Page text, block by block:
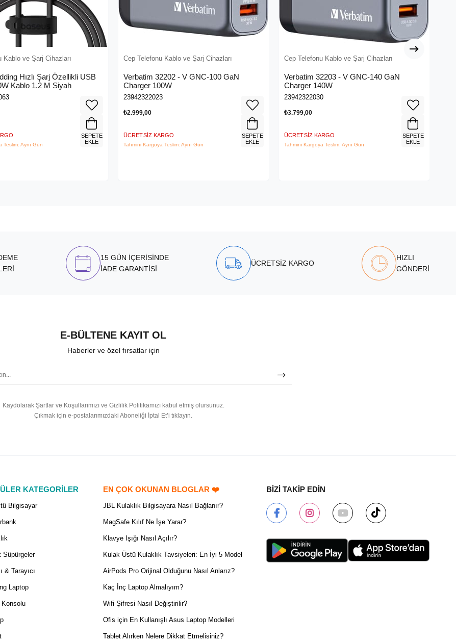
Kablo ve Şarj Cihazları
Hızlı Şarj Özellikli USB
Kablo 1.2 M Siyah
Teslim: Aynı Gün
SEPETE
EKLE
Cep Telefonu Kablo ve Şarj Cihazları
Verbatim 32202 - V GNC-100 GaN
Charger 100W
23942322023
₺2.999,00
ÜCRETSIZ KARGO
Tahmini Kargoya Teslim: Aynı Gün
SEPETE
EKLE
Cep Telefonu Kablo ve Şarj Cihazları
Verbatim 32203 - V GNC-140 GaN
Charger 140W
23942322030
₺3.799,00
ÜCRETSIZ KARGO
Tahmini Kargoya Teslim: Aynı Gün
SEPETE
EKLE
15 GÜN İÇERİSİNDE
İADE GARANTİSİ
ÜCRETSİZ KARGO
HIZLI
GÖNDERİ
E-BÜLTENE KAYIT OL
Haberler ve özel fırsatlar için
Kaydolarak Şartlar ve Koşullarımızı ve Gizlilik Politikamızı kabul etmiş olursunuz.
Çıkmak için e-postalarımızdaki Aboneliği İptal Et’i tıklayın.
KATEGORİLER
Bilgisayar
Süpürgeler
& Tarayıcı
Laptop
EN ÇOK OKUNAN BLOGLAR ❤️
JBL Kulaklık Bilgisayara Nasıl Bağlanır?
MagSafe Kılıf Ne İşe Yarar?
Klavye Işığı Nasıl Açılır?
Kulak Üstü Kulaklık Tavsiyeleri: En İyi 5 Model
AirPods Pro Orijinal Olduğunu Nasıl Anlarız?
Kaç İnç Laptop Almalıyım?
Wifi Şifresi Nasıl Değiştirilir?
Ofis için En Kullanışlı Asus Laptop Modelleri
Tablet Alırken Nelere Dikkat Etmelisiniz?
BİZİ TAKİP EDİN